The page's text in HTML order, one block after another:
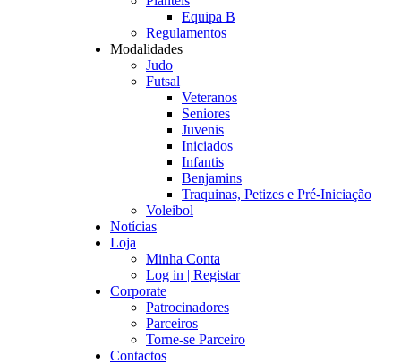
Equipa B
Regulamentos
Modalidades
Judo
Futsal
Veteranos
Seniores
Juvenis
Iniciados
Infantis
Benjamins
Traquinas, Petizes e Pré-Iniciação
Voleibol
Notícias
Loja
Minha Conta
Log in | Registar
Corporate
Patrocinadores
Parceiros
Torne-se Parceiro
Contactos